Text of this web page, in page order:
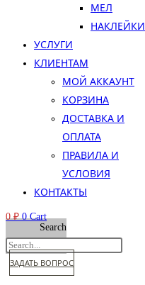
МЕЛ
НАКЛЕЙКИ
УСЛУГИ
КЛИЕНТАМ
МОЙ АККАУНТ
КОРЗИНА
ДОСТАВКА И
ОПЛАТА
ПРАВИЛА И
УСЛОВИЯ
КОНТАКТЫ
0₽ 0 Cart
Search
ЗАДАТЬ ВОПРОС